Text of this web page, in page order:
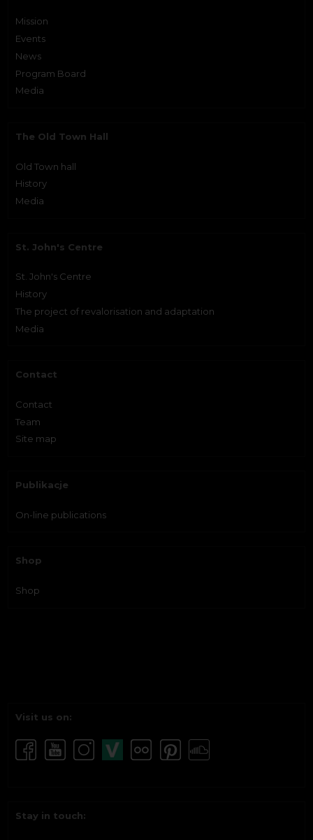
Mission
Events
News
Program Board
Media
The Old Town Hall
Old Town hall
History
Media
St. John's Centre
St. John's Centre
History
The project of revalorisation and adaptation
Media
Contact
Contact
Team
Site map
Publikacje
On-line publications
Shop
Shop
Visit us on:
Stay in touch: